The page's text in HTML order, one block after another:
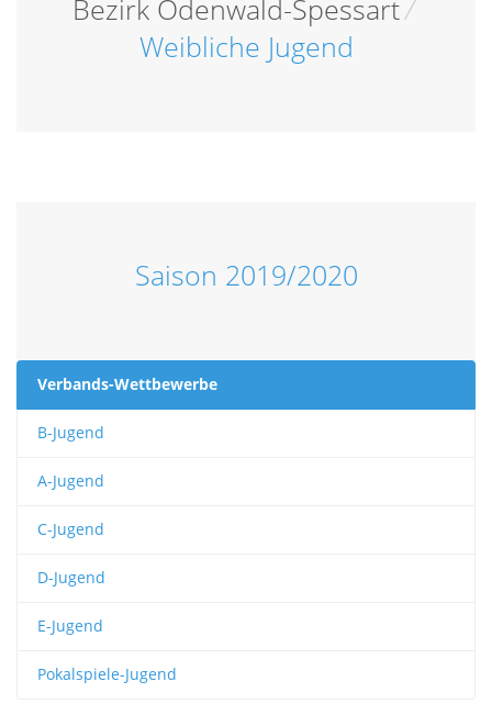
Bezirk Odenwald-Spessart/
Weibliche Jugend
Saison 2019/2020
Verbands-Wettbewerbe
B-Jugend
A-Jugend
C-Jugend
D-Jugend
E-Jugend
Pokalspiele-Jugend